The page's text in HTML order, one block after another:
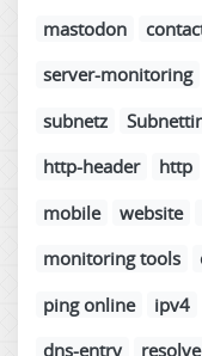
mastodon
server-monitoring
subnetz
http-header
http
mobile
website
monitoring tools
ping online
ipv4
dns-entry
resolve